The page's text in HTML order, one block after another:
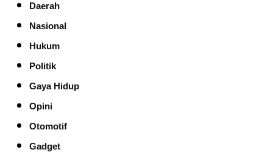
Daerah
Nasional
Hukum
Politik
Gaya Hidup
Opini
Otomotif
Gadget